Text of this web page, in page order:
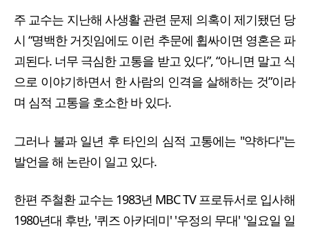
주 교수는 지난해 사생활 관련 문제 의혹이 제기됐던 당
시 “명백한 거짓임에도 이런 추문에 휩싸이면 영혼은 파
괴된다. 너무 극심한 고통을 받고 있다”, “아니면 말고 식
으로 이야기하면서 한 사람의 인격을 살해하는 것”이라
며 심적 고통을 호소한 바 있다.
그러나 불과 일년 후 타인의 심적 고통에는 "약하다"는
발언을 해 논란이 일고 있다.
한편 주철환 교수는 1983년 MBC TV 프로듀서로 입사해
1980년대 후반, '퀴즈 아카데미' '우정의 무대' '일요일 일